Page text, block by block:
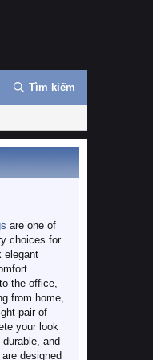
Tìm kiếm
are one of
choices for
elegant
the office,
from home,
pair of
your look
and
designed